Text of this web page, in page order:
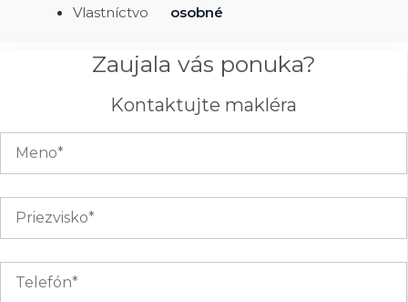
Vlastníctvo
osobné
Zaujala vás ponuka?
Kontaktujte makléra